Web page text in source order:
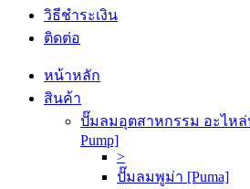
วิธีชำระเงิน
ติดต่อ
หน้าหลัก
สินค้า
ปั๊มลมอุตสาหกรรม อะไหล่
Pump]
>
ปั๊มลมพูม่า [Puma]